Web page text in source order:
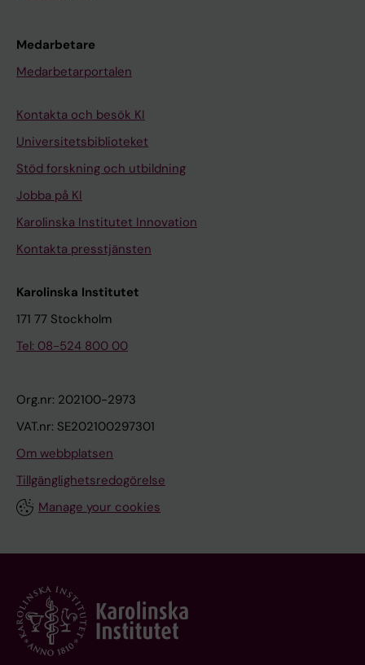
Medarbetare
Medarbetarportalen
Kontakta och besök KI
Universitetsbiblioteket
Stöd forskning och utbildning
Jobba på KI
Karolinska Institutet Innovation
Kontakta presstjänsten
Karolinska Institutet
171 77 Stockholm
Tel: 08-524 800 00
Org.nr: 202100-2973
VAT.nr: SE202100297301
Om webbplatsen
Tillgänglighetsredogörelse
Manage your cookies